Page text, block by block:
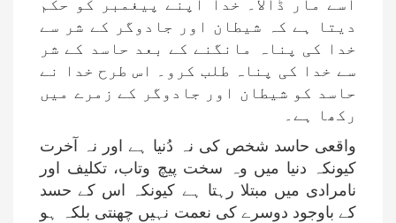
دیتا ہے کہ شیطان اور جادوگر کے شر سے
خدا کی پناہ مانگنے کے بعد حاسد کے شر
سے خدا کی پناہ طلب کرو۔ اس طرح خدا نے
حاسد کو شیطان اور جادوگر کے زمرے میں
رکھا ہے۔
واقعی حاسد شخص کی نہ دُنیا ہے اور نہ آخرت
کیونکہ دنیا میں وہ سخت پیچ وتاب، تکلیف اور
نامرادی میں مبتلا رہتا ہے کیونکہ اس کے حسد
کے باوجود دوسرے کی نعمت نہیں چھنتی بلکہ ہو